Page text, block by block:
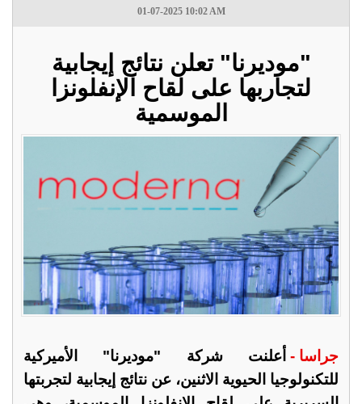
01-07-2025 10:02 AM
"موديرنا" تعلن نتائج إيجابية
لتجاربها على لقاح الإنفلونزا
الموسمية
جراسا - أعلنت شركة "موديرنا" الأميركية
للتكنولوجيا الحيوية الاثنين، عن نتائج إيجابية لتجربتها